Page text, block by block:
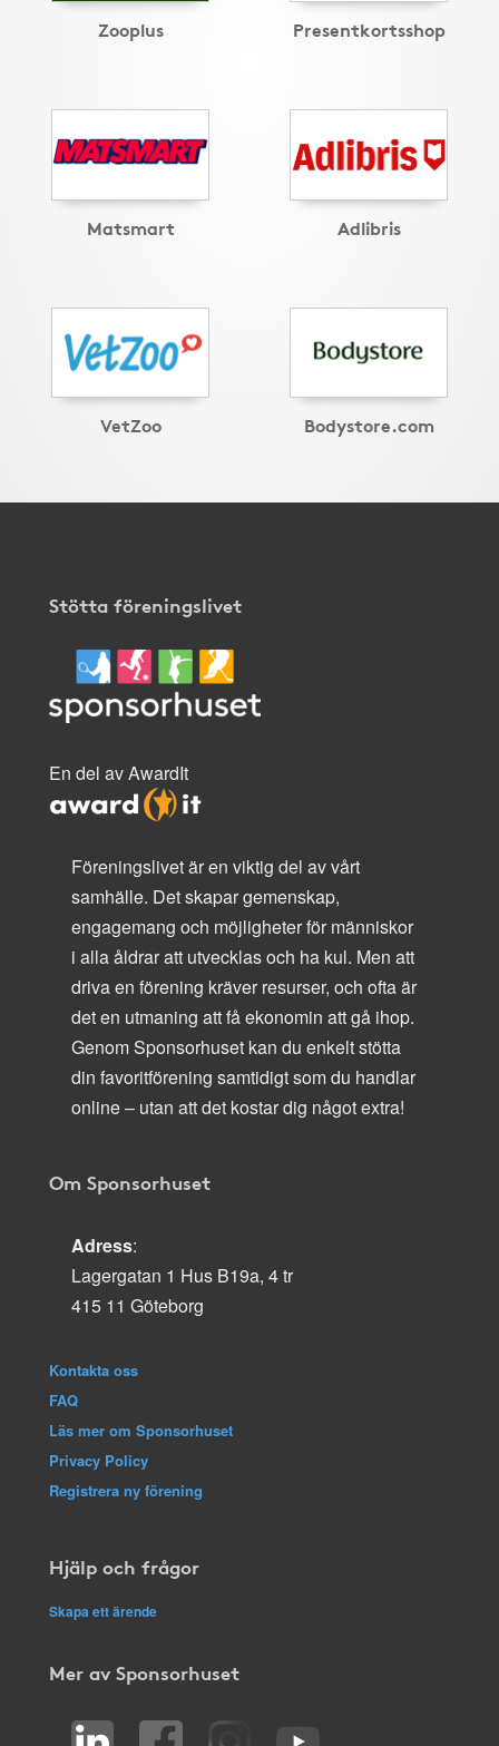
Zooplus Presentkortsshop
Matsmart Adlibris
VetZoo Bodystore.com
Stötta föreningslivet
En del av AwardIt
Föreningslivet är en viktig del av vårt
samhälle. Det skapar gemenskap,
engagemang och möjligheter för människor
i alla åldrar att utvecklas och ha kul. Men att
driva en förening kräver resurser, och ofta är
det en utmaning att få ekonomin att gå ihop.
Genom Sponsorhuset kan du enkelt stötta
din favoritförening samtidigt som du handlar
online – utan att det kostar dig något extra!
Om Sponsorhuset
Adress:
Lagergatan 1 Hus B19a, 4 tr
415 11 Göteborg
Kontakta oss
FAQ
Läs mer om Sponsorhuset
Privacy Policy
Registrera ny förening
Hjälp och frågor
Skapa ett ärende
Mer av Sponsorhuset